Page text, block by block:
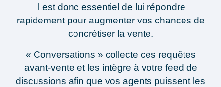
il est donc essentiel de lui répondre
rapidement pour augmenter vos chances de
concrétiser la vente.
« Conversations » collecte ces requêtes
avant-vente et les intègre à votre feed de
discussions afin que vos agents puissent les